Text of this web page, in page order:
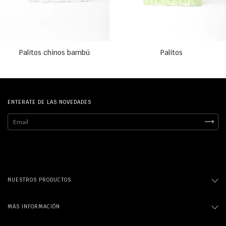
Palitos chinos bambú Palitos
ENTERATE DE LAS NOVEDADES
NUESTROS PRODUCTOS
MÁS INFORMACIÓN